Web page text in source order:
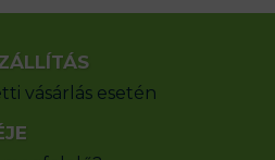
vásárlás esetén